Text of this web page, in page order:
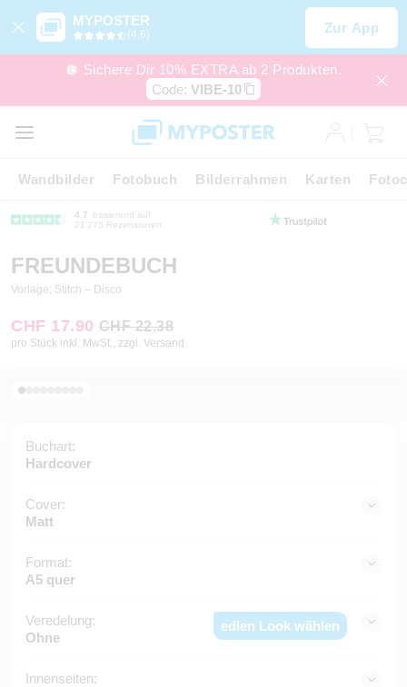
MYPOSTER
(4,6) Zur App
🪩 Sichere Dir 10% EXTRA ab 2 Produkten.
Code: VIBE-10
Wandbilder Fotobuch Bilderrahmen Karten
4.7
basierend auf
21’275 Rezensionen
FREUNDEBUCH
Vorlage: Stitch – Disco
CHF 17.90 CHF 22.38
pro Stück inkl. MwSt., zzgl. Versand
Buchart:
Hardcover
Cover:
Matt
Format:
A5 quer
Veredelung:
Ohne
edlen Look wählen
Innenseiten: